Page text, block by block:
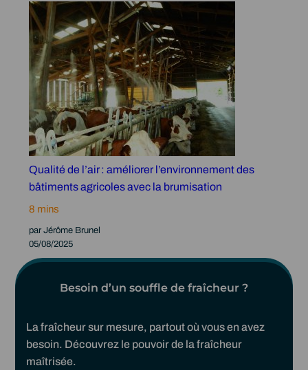
Qualité de l’air : améliorer l’environnement des
bâtiments agricoles avec la brumisation
par Jérôme Brunel
05/08/2025
Besoin d’un souffle de fraîcheur ?
La fraîcheur sur mesure, partout où vous en avez
besoin. Découvrez le pouvoir de la fraîcheur
maîtrisée.